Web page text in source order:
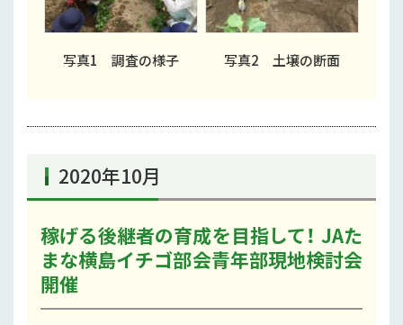
写真1 調査の様子 写真2 土壌の断面
2020年10月
稼げる後継者の育成を目指して！ JAた
まな横島イチゴ部会青年部現地検討会
開催